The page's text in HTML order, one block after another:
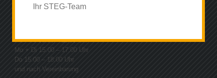
Mo – Fr 08:00 – 11:00 Uhr
Mo + Di 15:00 – 17:00 Uhr
Do 15:00 – 18:00 Uhr
und nach Vereinbarung
Ihr STEG-Team